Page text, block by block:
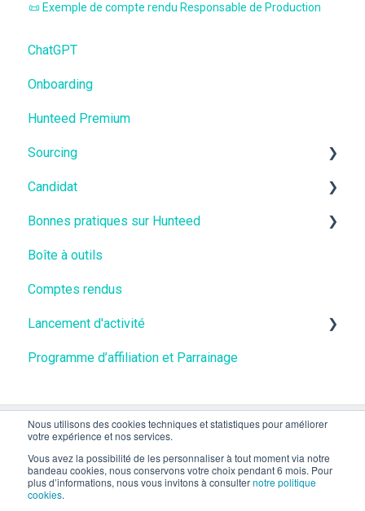
Nous utilisons des cookies techniques et statistiques pour améliorer
votre expérience et nos services.
Vous avez la possibilité de les personnaliser à tout moment via notre
bandeau cookies, nous conservons votre choix pendant 6 mois. Pour
plus d’informations, nous vous invitons à consulternotre politique
cookies.
📜 Exemple de compte rendu Responsable de Production
ChatGPT
Onboarding
Hunteed Premium
Sourcing
Vidéos
Fiches métiers
Candidat
Vidéos
🇨🇭Suisse
Bonnes pratiques sur Hunteed
Vidéos
Boîte à outils
Comptes rendus
Lancement d'activité
Vidéos
Programme d’affiliation et Parrainage